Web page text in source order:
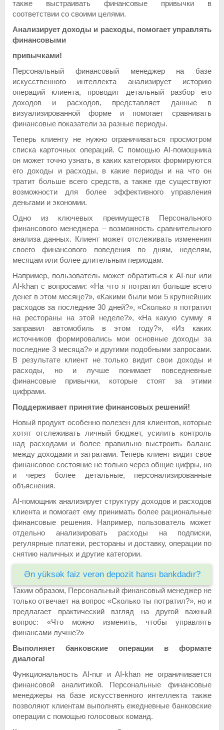
также выстраивать финансовые привычки в
соответствии со своими целями.
Анализирует доходы и расходы, помогает управлять
финансовыми
привычками!
Персональный финансовый менеджер на базе
искусственного интеллекта анализирует историю
операций клиента, проводит детальный разбор его
доходов и расходов, представляет данные в
визуализированной форме и помогает сравнивать
финансовые показатели за разные периоды.
Теперь клиенту не нужно ограничиваться просмотром
списка карточных операций. С помощью AI-помощника
он может точно узнать, в каких категориях формируются
его доходы и расходы, в какие периоды и на что он
тратит больше всего средств, а также где существуют
возможности для более эффективного управления
деньгами и экономии.
Одно из ключевых преимуществ Персонального
финансового менеджера – возможность сравнительного
анализа данных. Клиент может отслеживать изменения
своего финансового поведения по дням, неделям,
месяцам или более длительным периодам.
Например, пользователь может обратиться к AI-nur или
AI-khan с вопросами: «На что я потратил больше всего
денег в этом месяце?», «Какими были мои 5 крупнейших
расходов за последние 30 дней?», «Сколько я потратил
на рестораны на этой неделе?», «На какую сумму я
заправил автомобиль в этом году?», «Из каких
источников формировались мои основные доходы за
последние 3 месяца?» и другими подобными запросами.
В результате клиент не только видит свои доходы и
расходы, но и лучше понимает повседневные
финансовые привычки, которые стоят за этими
цифрами.
Поддерживает принятие финансовых решений!
Новый продукт особенно полезен для клиентов, которые
хотят отслеживать личный бюджет, усилить контроль
над расходами и более правильно выстроить баланс
между доходами и затратами. Теперь клиент видит свое
финансовое состояние не только через общие цифры, но
и через более детальные, персонализированные
объяснения.
AI-помощник анализирует структуру доходов и расходов
клиента и помогает ему принимать более рациональные
финансовые решения. Например, пользователь может
отдельно анализировать расходы на подписки,
регулярные платежи, рестораны и доставку, операции по
снятию наличных и другие категории.
Ən yüksək faiz verən depozit hansı bankdadır?
Таким образом, Персональный финансовый менеджер не
только отвечает на вопрос «Сколько ты потратил?», но и
предлагает практический взгляд на другой важный
вопрос: «Что можно изменить, чтобы управлять
финансами лучше?»
Выполняет банковские операции в формате
диалога!
Функциональность AI-nur и AI-khan не ограничивается
финансовой аналитикой. Персональные финансовые
менеджеры на базе искусственного интеллекта также
позволяют клиентам выполнять ежедневные банковские
операции с помощью голосовых команд.